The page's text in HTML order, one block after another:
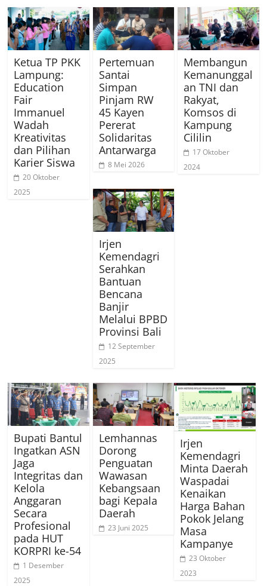
Ketua TP PKK
Lampung:
Education
Fair
Immanuel
Wadah
Kreativitas
dan Pilihan
Karier Siswa
20 Oktober
2025
Pertemuan
Santai
Simpan
Pinjam RW
45 Kayen
Pererat
Solidaritas
Antarwarga
8 Mei 2026
Membangun
Kemanunggal
an TNI dan
Rakyat,
Komsos di
Kampung
Cililin
17 Oktober
2024
Irjen
Kemendagri
Serahkan
Bantuan
Bencana
Banjir
Melalui BPBD
Provinsi Bali
12 September
2025
Bupati Bantul
Ingatkan ASN
Jaga
Integritas dan
Kelola
Anggaran
Secara
Profesional
pada HUT
KORPRI ke-54
1 Desember
2025
Lemhannas
Dorong
Penguatan
Wawasan
Kebangsaan
bagi Kepala
Daerah
23 Juni 2025
Irjen
Kemendagri
Minta Daerah
Waspadai
Kenaikan
Harga Bahan
Pokok Jelang
Masa
Kampanye
23 Oktober
2023